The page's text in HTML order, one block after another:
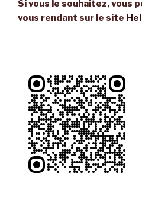
Si vous le souhaitez, vous
vous rendant sur le site